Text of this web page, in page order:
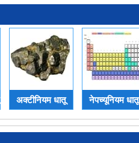
अक्‍टीनियम धातू नेपच्यूनियम धातू